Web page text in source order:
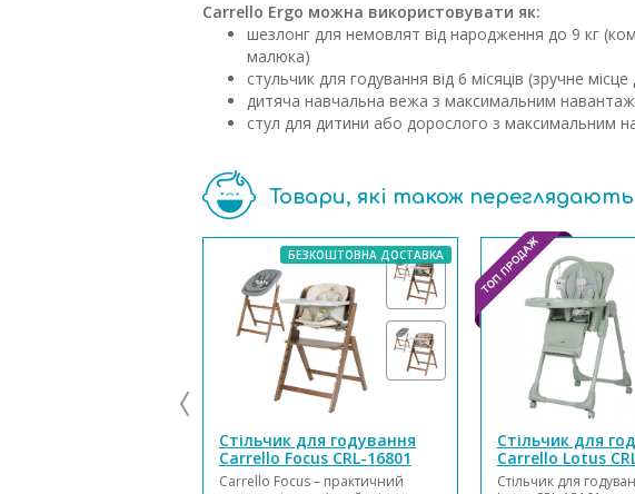
Carrello Ergo можна використовувати як:
шезлонг для немовлят від народження до 9 кг
малюка)
стульчик для годування від 6 місяців (зручне
дитяча навчальна вежа з максимальним
стул для дитини або дорослого з максимальним
Товари, які також переглядають
БЕЗКОШТОВНА ДОСТАВКА
Стільчик для годування
Carrello Focus CRL-16801
Carrello Focus – практичний
Стільчик для
Carrello Lotus
Стільчик для